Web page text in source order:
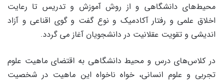
محیط‌های دانشگاهی و از روش آموزش و تدریس تا رعایت
اخلاق علمی و رفتار آکادمیک و نوع گفت و گوی اقناعی و آزاد
اندیشی و تقویت عقلانیت در دانشجویان آغاز می گردد.
در کلاس‌های درس و محیط دانشگاهی به اقتضای ماهیت علوم
تجربی و علوم انسانی، خواه ناخواه این ماهیت در شخصیت